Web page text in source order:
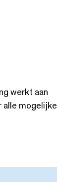
werkt aan
alle mogelijke